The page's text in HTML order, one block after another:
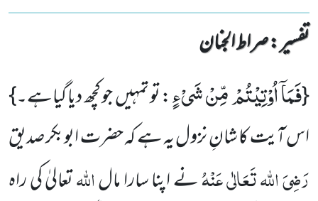
تفسیر : ‎صراط الجنان
{فَمَاۤ اُوْتِیْتُمْ مِّنْ شَیْءٍ: تو تمہیں جو کچھ دیا گیاہے۔}
اس آیت کا شانِ نزول یہ ہے کہ حضرت ابوبکر صدیق
رَضِیَ اللہ تَعَالٰی عَنْہُنے اپنا سارا مالاللہتعالیٰ کی راہ